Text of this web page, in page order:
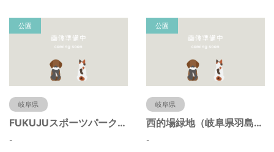
公園
岐阜県
FUKUJUスポーツパーク（羽島市運動公園）（岐阜県羽島市）
-
公園
岐阜県
西的場緑地（岐阜県羽島市）
-